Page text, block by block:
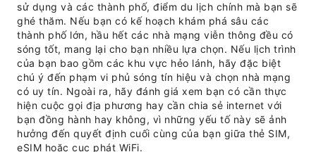
sử dụng và các thành phố, điểm du lịch chính mà bạn sẽ
ghé thăm. Nếu bạn có kế hoạch khám phá sâu các
thành phố lớn, hầu hết các nhà mạng viễn thông đều có
sóng tốt, mang lại cho bạn nhiều lựa chọn. Nếu lịch trình
của bạn bao gồm các khu vực hẻo lánh, hãy đặc biệt
chú ý đến phạm vi phủ sóng tín hiệu và chọn nhà mạng
có uy tín. Ngoài ra, hãy đánh giá xem bạn có cần thực
hiện cuộc gọi địa phương hay cần chia sẻ internet với
bạn đồng hành hay không, vì những yếu tố này sẽ ảnh
hưởng đến quyết định cuối cùng của bạn giữa thẻ SIM,
eSIM hoặc cục phát WiFi.